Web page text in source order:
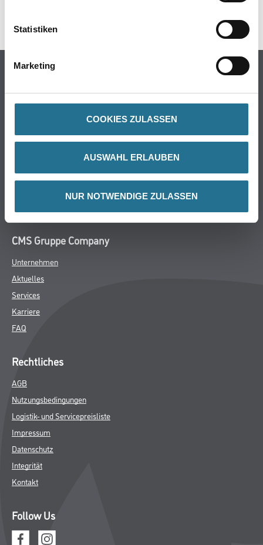
Statistiken
Marketing
COOKIES ZULASSEN
AUSWAHL ERLAUBEN
NUR NOTWENDIGE ZULASSEN
Online-Shop
Farbe
WDV-Systeme
Putze- und Spachtelmassen
Wand- & Deckenbeläge
CMS Gruppe Company
Unternehmen
Aktuelles
Services
Karriere
FAQ
Rechtliches
AGB
Nutzungsbedingungen
Logistik- und Servicepreisliste
Impressum
Datenschutz
Integrität
Kontakt
Follow Us